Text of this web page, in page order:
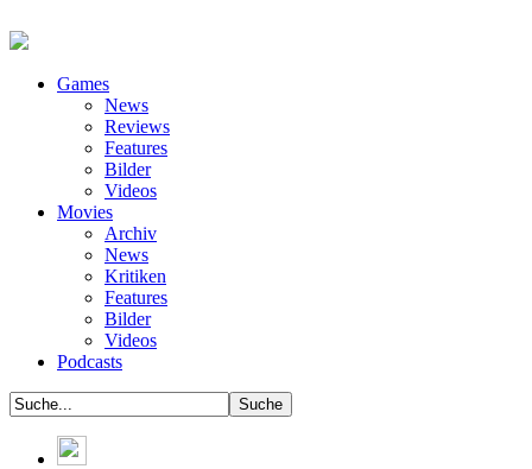
Games
News
Reviews
Features
Bilder
Videos
Movies
Archiv
News
Kritiken
Features
Bilder
Videos
Podcasts